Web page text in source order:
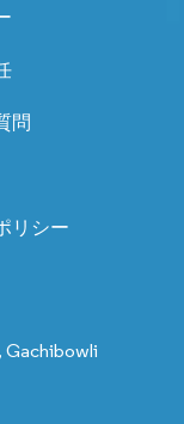
問
リシー
Gachibowli